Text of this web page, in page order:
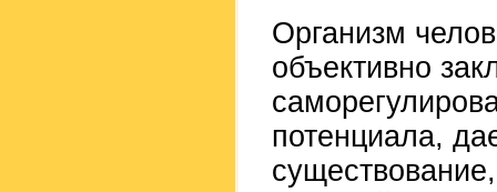
Организм
объективно
потенциала,